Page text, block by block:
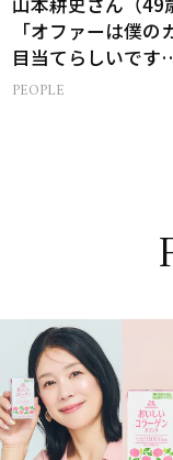
「オファーは僕の
目当てらしいです
（笑）」全編英語
PEOPLE